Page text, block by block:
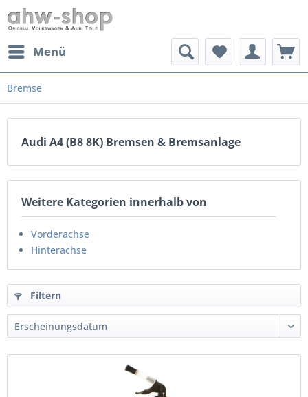
Menü
Bremse
Audi A4 (B8 8K) Bremsen & Bremsanlage
Weitere Kategorien innerhalb von
Vorderachse
Hinterachse
Filtern